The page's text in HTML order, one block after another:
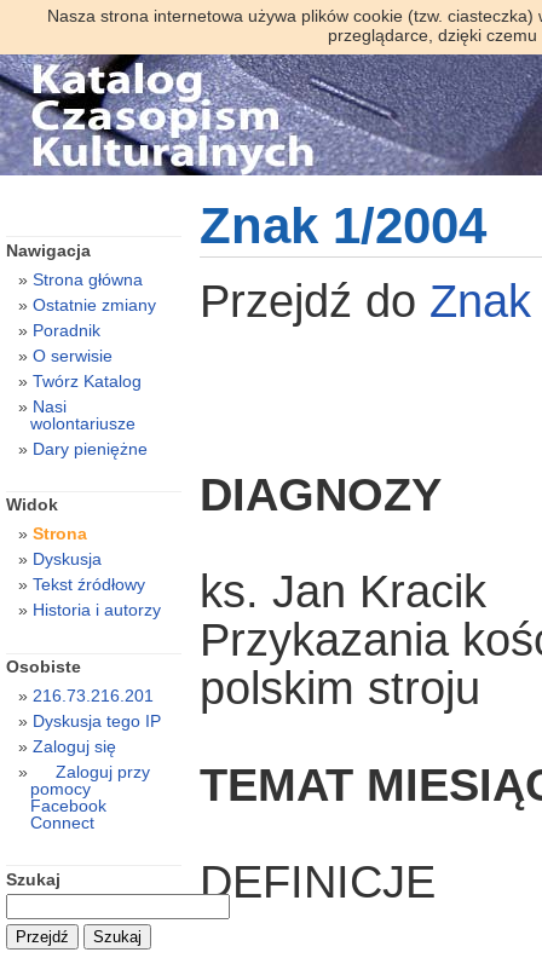
Nasza strona internetowa używa plików cookie (tzw.
przeglądarce, dzięki
Znak 1/2004
Przejdź do
DIAGNOZY
ks. Jan Kracik
Przykazania
polskim stroju
TEMAT
DEFINICJE
Nawigacja
Strona główna
Ostatnie zmiany
Poradnik
O serwisie
Twórz Katalog
Nasi
wolontariusze
Dary pieniężne
Widok
Strona
Dyskusja
Tekst źródłowy
Historia i autorzy
Osobiste
216.73.216.201
Dyskusja tego IP
Zaloguj się
Zaloguj przy
pomocy
Facebook
Connect
Szukaj